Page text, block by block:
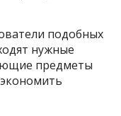
подобных
нужные
предметы